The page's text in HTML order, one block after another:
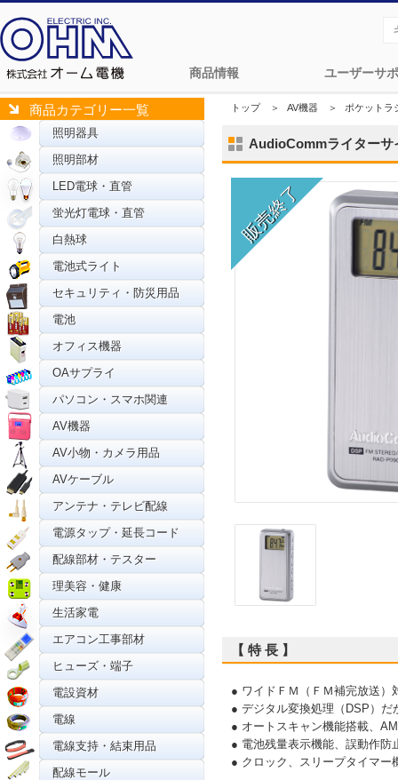
商品情報 ユーザーサ
商品カテゴリー一覧
照明器具
照明部材
LED電球・直管
蛍光灯電球・直管
白熱球
電池式ライト
セキュリティ・防災用品
電池
オフィス機器
OAサプライ
パソコン・スマホ関連
AV機器
AV小物・カメラ用品
AVケーブル
アンテナ・テレビ配線
電源タップ・延長コード
配線部材・テスター
理美容・健康
生活家電
エアコン工事部材
ヒューズ・端子
電設資材
電線
電線支持・結束用品
配線モール
トップ＞ AV機器 ＞ ポケットラ
AudioCommライターサ
【 特 長 】
● ワイドＦＭ（ＦＭ補完放送）
● デジタル変換処理（DSP）
● オートスキャン機能搭載、
● 電池残量表示機能、誤動作防
● クロック、スリープタイマー